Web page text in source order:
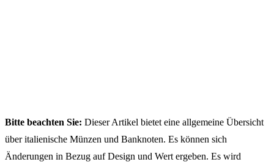
Bitte beachten Sie: Dieser Artikel bietet eine allgemeine Übersicht
über italienische Münzen und Banknoten. Es können sich
Änderungen in Bezug auf Design und Wert ergeben. Es wird